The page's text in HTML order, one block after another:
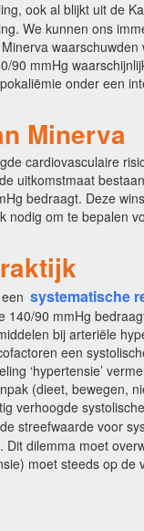
ook al blijkt uit de
We kunnen ons
90 mmHg
onder een
Minerva
cardiovasculaire
uitkomstmaat
bedraagt. Deze
nodig om te bepalen
systematische
140/90 mmHg
bij arteriële
een
‘hypertensie’
(dieet, bewegen,
verhoogde
streefwaarde voor
Dit dilemma moet
moet steeds op de